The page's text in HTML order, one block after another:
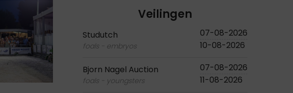
Veilingen
Studutch
foals - embryos
07-08-2026
10-08-2026
Bjorn Nagel Auction
foals - youngsters
07-08-2026
11-08-2026